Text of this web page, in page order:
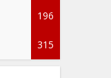
196
315